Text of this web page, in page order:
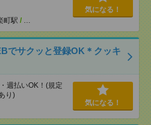
町駅 / …
気になる！
でサクッと登録OK＊クッキ
週払いOK！(規定
り)
気になる！